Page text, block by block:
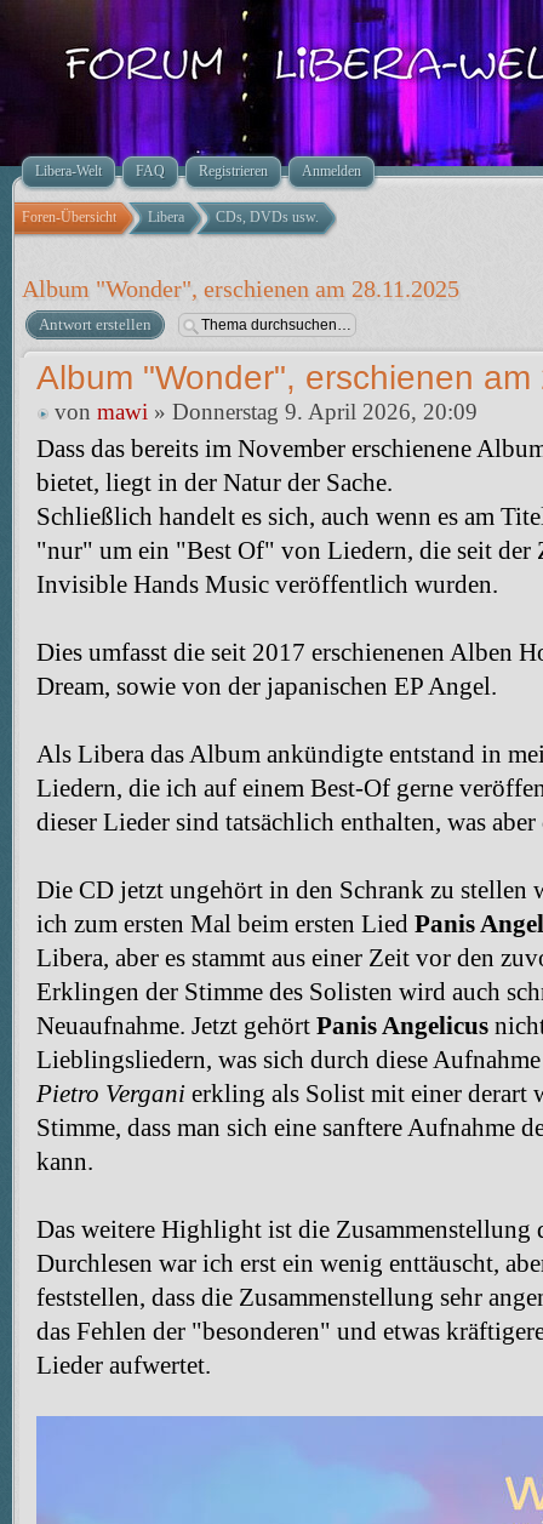
Libera-Welt FAQ Registrieren Anmelden
Foren-Übersicht Libera CDs, DVDs usw.
Album "Wonder", erschienen am 28.11.2025
Antwort erstellen
Album "Wonder", erschienen am
von mawi » Donnerstag 9. April 2026, 20:09
Dass das bereits im November erschienene
bietet, liegt in der Natur der Sache.
Schließlich handelt es sich, auch wenn es am
"nur" um ein "Best Of" von Liedern, die seit
Invisible Hands Music veröffentlich wurden.
Dies umfasst die seit 2017 erschienenen Alben
Dream, sowie von der japanischen EP Angel.
Als Libera das Album ankündigte entstand in
Liedern, die ich auf einem Best-Of gerne
dieser Lieder sind tatsächlich enthalten, was
Die CD jetzt ungehört in den Schrank zu stellen
ich zum ersten Mal beim ersten Lied Panis
Libera, aber es stammt aus einer Zeit vor den
Erklingen der Stimme des Solisten wird auch
Neuaufnahme. Jetzt gehört Panis Angelicus
Lieblingsliedern, was sich durch diese
Pietro Vergani erkling als Solist mit einer derart
Stimme, dass man sich eine sanftere Aufnahme
kann.
Das weitere Highlight ist die Zusammenstellung
Durchlesen war ich erst ein wenig enttäuscht,
feststellen, dass die Zusammenstellung sehr
das Fehlen der "besonderen" und etwas
Lieder aufwertet.